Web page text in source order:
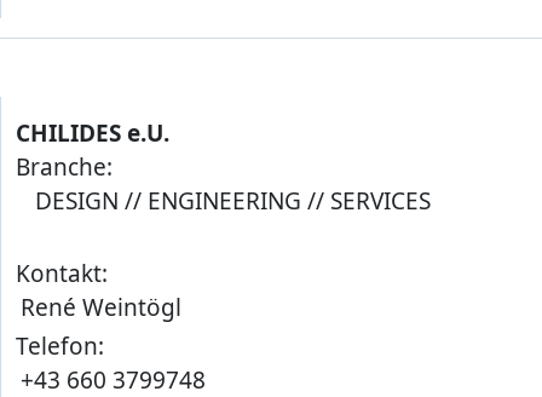
CHILIDES e.U.
Branche:
DESIGN // ENGINEERING // SERVICES
Kontakt:
René Weintögl
Telefon:
+43 660 3799748